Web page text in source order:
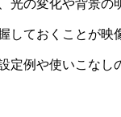
光の変化や背景の
しておくことが映
定例や使いこなし